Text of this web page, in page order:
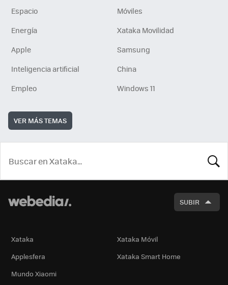
Espacio
Móviles
Energía
Xataka Movilidad
Apple
Samsung
Inteligencia artificial
China
Empleo
Windows 11
VER MÁS TEMAS
SUBIR
Xataka
Xataka Móvil
Applesfera
Xataka Smart Home
Mundo Xiaomi